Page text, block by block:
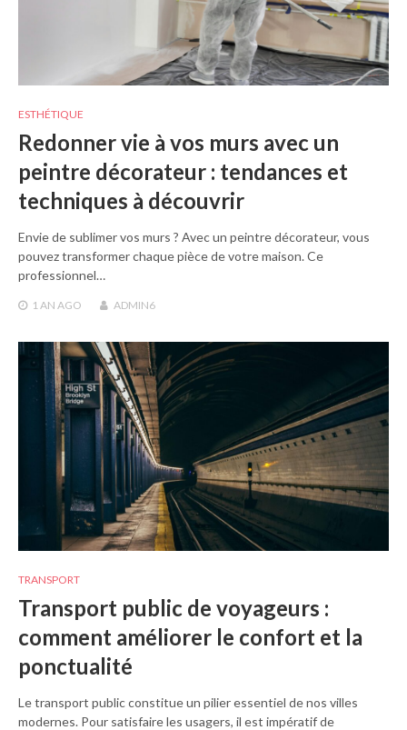
ESTHÉTIQUE
Redonner vie à vos murs avec un
peintre décorateur : tendances et
techniques à découvrir
Envie de sublimer vos murs ? Avec un peintre décorateur, vous
pouvez transformer chaque pièce de votre maison. Ce
professionnel…
1 AN AGO ADMIN6
TRANSPORT
Transport public de voyageurs :
comment améliorer le confort et la
ponctualité
Le transport public constitue un pilier essentiel de nos villes
modernes. Pour satisfaire les usagers, il est impératif de